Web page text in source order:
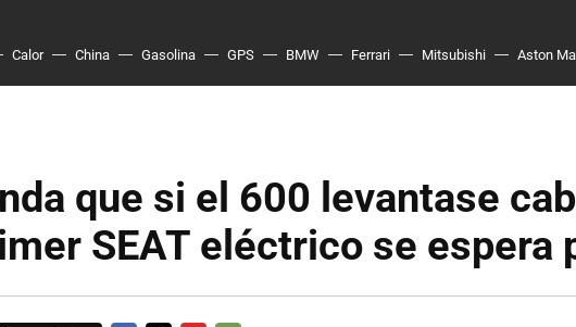
Calor China Gasolina GPS BMW Ferrari Mitsubishi Aston
que si el 600 levantase
SEAT eléctrico se espera